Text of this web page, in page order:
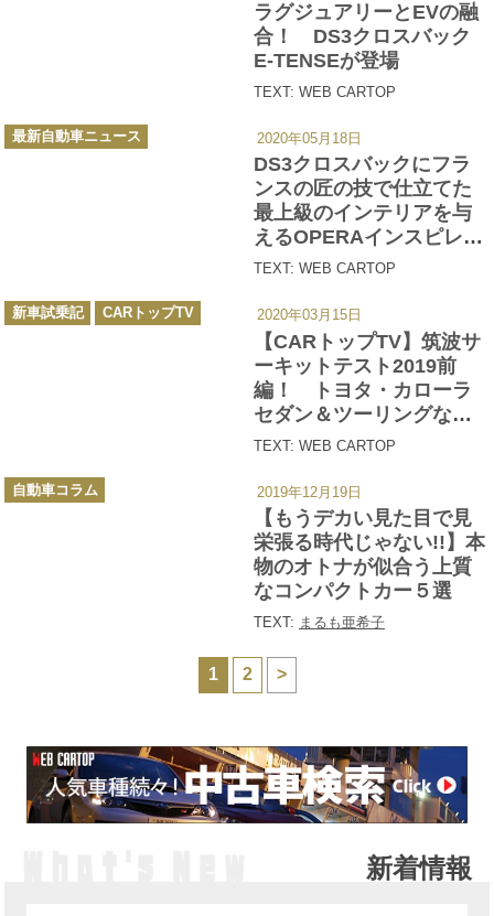
ラグジュアリーとEVの融
合！ DS3クロスバック
E-TENSEが登場
TEXT: WEB CARTOP
DS3クロスバックにフラ
ンスの匠の技で仕立てた
最上級のインテリアを与
えるOPERAインスピレー
ションを設定
TEXT: WEB CARTOP
カ
テ
最新自動車ニュース 2020年05月18日
【CARトップTV】筑波サ
ーキットテスト2019前
編！ トヨタ・カローラ
セダン＆ツーリングなど
５台をチェック
TEXT: WEB CARTOP
カ
テ
新車試乗記 CARトップTV 2020年03月15日
【もうデカい見た目で見
栄張る時代じゃない!!】本
物のオトナが似合う上質
なコンパクトカー５選
TEXT: まるも亜希子
カ
テ
自動車コラム 2019年12月19日
1 2 >
新着情報